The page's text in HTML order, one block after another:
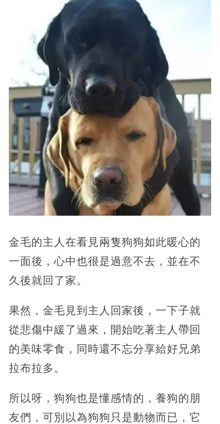
金毛的主人在看見兩隻狗狗如此暖心的
一面後，心中也很是過意不去，並在不
久後就回了家。
果然，金毛見到主人回家後，一下子就
從悲傷中緩了過來，開始吃著主人帶回
的美味零食，同時還不忘分享給好兄弟
拉布拉多。
所以呀，狗狗也是懂感情的，養狗的朋
友們，可別以為狗狗只是動物而已，它